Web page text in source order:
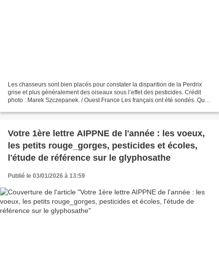
Les chasseurs sont bien placés pour constater la disparition de la Perdrix
grise et plus généralement des oiseaux sous l’effet des pesticides. Crédit
photo : Marek Szczepanek. / Ouest France Les français ont été sondés. Que
Votre 1ère lettre AIPPNE de l'année : les voeux,
les petits rouge_gorges, pesticides et écoles,
l'étude de référence sur le glyphosathe
Publié le 03/01/2026 à 13:59